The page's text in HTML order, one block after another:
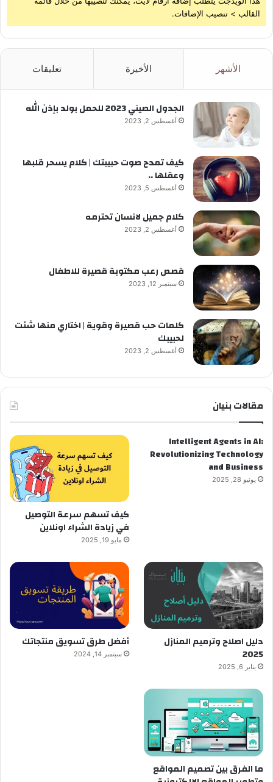
القالب > تنصيب الإضافات.
الأشهر الأخيرة تعليقات
الجدول الصيني 2023 للحمل بولد بإذن الله
أغسطس 2, 2023
كيف تمدح صوت حبيبتك | كلام يسحر قلبها
وعقلها ..
أغسطس 5, 2023
كلام جميل لانسان تحترمه
أغسطس 2, 2023
قصص رعب مكتوبة قصيرة للاطفال
سبتمبر 12, 2023
كلمات حب قصيرة وقوية | اختاري منها شئت
لحبيبك
أغسطس 2, 2023
مقالات بنيان
Intelligent Agents in AI:
Revolutionizing Technology
and Business
يونيو 28, 2025
كيف تسهم سرعة التوصيل
في زيادة الشراء اونلاين
مايو 19, 2025
دليل اصلاح وترميم المنازل
2025
يناير 6, 2025
أفضل طرق تسويق منتجاتك
سبتمبر 14, 2024
ما الفرق بين تصميم المواقع